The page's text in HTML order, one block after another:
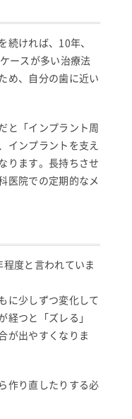
続ければ、10年、
ースが多い治療法
め、自分の歯に近い
と「インプラント周
インプラントを支え
ります。長持ちさせ
医院での定期的なメ
度と言われていま
に少しずつ変化して
経つと「ズレる」
が出やすくなりま
作り直したりする必